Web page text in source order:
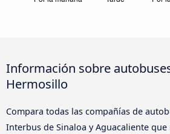
Información sobre
Hermosillo
Compara todas las compañías de
Interbus de Sinaloa y Aguacaliente